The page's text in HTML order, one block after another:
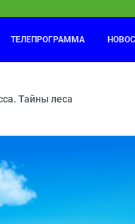
— Витамин роста —
ТЕЛЕПРОГРАММА
Тайны леса